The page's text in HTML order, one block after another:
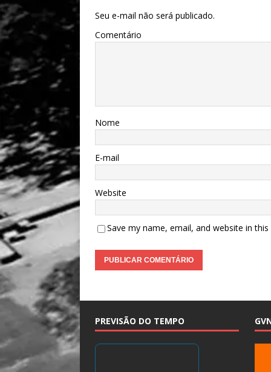
Seu e-mail não será publicado.
Comentário
Nome
E-mail
Website
Save my name, email, and website in
PREVISÃO DO TEMPO